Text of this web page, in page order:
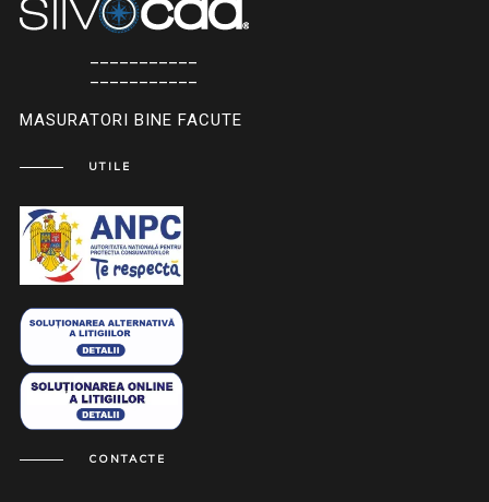
MASURATORI BINE FACUTE
UTILE
CONTACTE